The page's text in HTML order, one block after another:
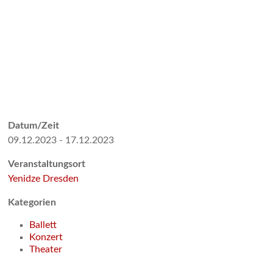
Datum/Zeit
09.12.2023 - 17.12.2023
Veranstaltungsort
Yenidze Dresden
Kategorien
Ballett
Konzert
Theater